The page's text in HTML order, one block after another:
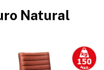
Natural